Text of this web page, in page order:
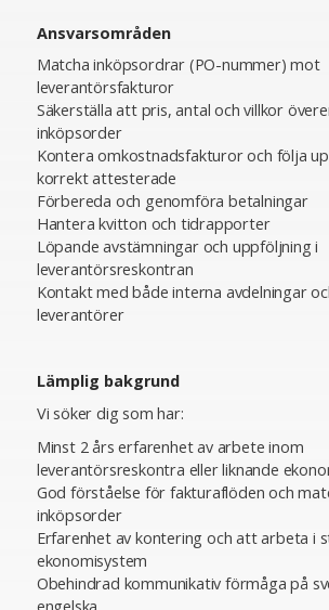
Ansvarsområden
Matcha inköpsordrar (PO-nummer) mot
leverantörsfakturor
Säkerställa att pris, antal och villkor
inköpsorder
Kontera omkostnadsfakturor och följa
korrekt attesterade
Förbereda och genomföra betalningar
Hantera kvitton och tidrapporter
Löpande avstämningar och uppföljning i
leverantörsreskontran
Kontakt med både interna avdelningar
leverantörer
Lämplig bakgrund
Vi söker dig som har:
Minst 2 års erfarenhet av arbete inom
leverantörsreskontra eller liknande
God förståelse för fakturaflöden och
inköpsorder
Erfarenhet av kontering och att arbeta i
ekonomisystem
Obehindrad kommunikativ förmåga på